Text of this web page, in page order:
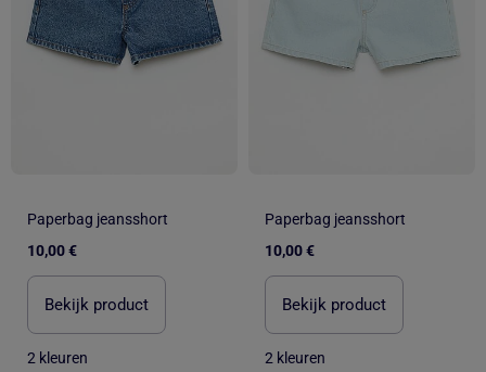
Paperbag jeansshort
10,00 €
Bekijk product
2 kleuren
Paperbag jeansshort
10,00 €
Bekijk product
2 kleuren